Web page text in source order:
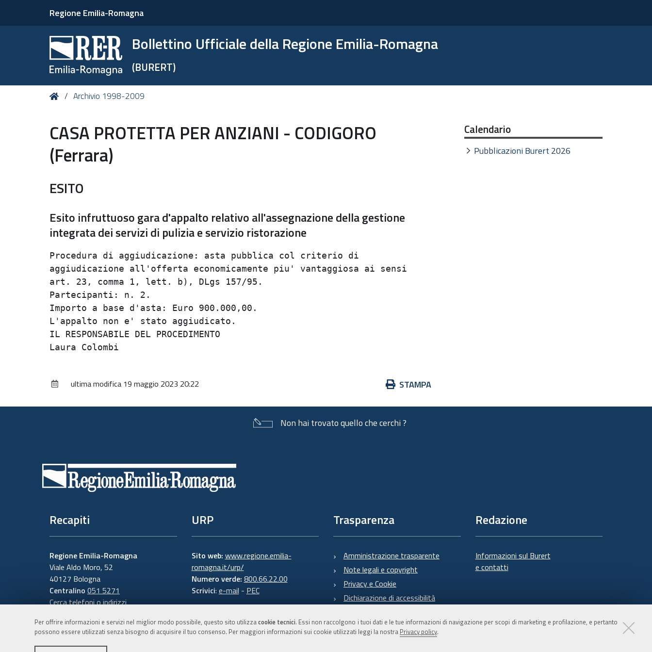
Per offrire informazioni e servizi nel miglior modo possibile, questo sito utilizzacookie tecnici. Essi non raccolgono i tuoi dati e le tue informazioni di navigazione per scopi di marketing e profilazione, e pertanto
possono essere utilizzati senza bisogno di acquisire il tuo consenso. Per maggiori informazioni sui cookie utilizzati leggi la nostra Privacy policy.
Regione Emilia-Romagna
Bollettino Ufficiale della Regione Emilia-Romagna
(BURERT)
Tu HomeArchivio 1998-2009
CASA PROTETTA PER ANZIANI - CODIGORO
(Ferrara)
ESITO
Esito infruttuoso gara d'appalto relativo all'assegnazione della gestione
integrata dei servizi di pulizia e servizio ristorazione
Procedura di aggiudicazione: asta pubblica col criterio di
aggiudicazione all'offerta economicamente piu' vantaggiosa ai sensi
art. 23, comma 1, lett. b), DLgs 157/95.
Partecipanti: n. 2.
Importo a base d'asta: Euro 900.000,00.
L'appalto non e' stato aggiudicato.
IL RESPONSABILE DEL PROCEDIMENTO
Azioni
documento
STAMPA
ultima modifica 19 maggio 2023 20:22
Calendario
Pubblicazioni Burert 2026
Non hai trovato quello che cerchi ?
Recapiti
Regione Emilia-Romagna
Viale Aldo Moro, 52
40127 Bologna
Centralino 051 5271
Cerca telefoni o indirizzi
URP
Sito web: www.regione.emilia-
romagna.it/urp/
Numero verde: 800.66.22.00
Scrivici: e-mail - PEC
Trasparenza
Amministrazione trasparente
Note legali e copyright
Privacy e Cookie
Dichiarazione di accessibilità
Redazione
Informazioni sul Burert
e contatti